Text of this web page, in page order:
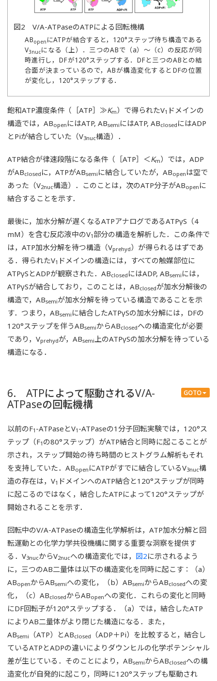
図2 V/A-ATPaseのATPによる回転機構
ABopen にATPが結合すると，120°ステップ待ち構造である
V3nucになる（上）．三つのABで（a）～（c）の反応が同
時進行し，DFが120°ステップする．DFと三つのABとの結
合面が決まっているので，ABが構造変化するとDFの位置
が変化し，120°ステップする．
飽和ATP濃度条件（［ATP］≫Km）で得られたV1 ドメインの
構造では，ABopen にはATP, ABsemi にはATP, ABclosed にはADP
とPiが結合していた（V3nuc構造）．
ATP結合が律速段階になる条件（［ATP］＜Km）では，ADP
がABclosed に，ATPがABsemi に結合していたが，ABopen は空で
あった（V2nuc構造）．このことは，次のATP分子がABopen に
結合することを示す．
最後に，加水分解が遅くなるATPアナログであるATPγS（4
mM）を含む反応液中のV1 部分の構造を解析した．この条件で
は，ATP加水分解を待つ構造（Vprehyd）が得られるはずであ
る．得られたV1 ドメインの構造には，すべての触媒部位に
ATPγSとADPが観察された．ABclosed にはADP, ABsemi には，
ATPγSが結合しており，このことは，ABclosedが加水分解後の
構造で，ABsemiが加水分解を待っている構造であることを示
す．つまり，ABsemi に結合したATPγSの加水分解には，DFの
120°ステップを伴うABsemiからABclosedへの構造変化が必要
であり，Vprehydが，ABsemi 上のATPγSの加水分解を待っている
構造になる．
GOTO
6. ATPによって駆動されるV/A-
ATPaseの回転機構
以前のF1 -ATPaseとV1 -ATPaseの1分子回転実験では，120°ス
テップ（F1 の80°ステップ）がATP結合と同時に起こることが
示され，ステップ開始の待ち時間のヒストグラム解析もそれ
を支持していた．ABopen にATPがすでに結合しているV3nuc構
造の存在は，V1 ドメインへのATP結合と120°ステップが同時
に起こるのではなく，結合したATPによって120°ステップが
開始されることを示す．
回転中のV/A-ATPaseの構造生化学解析は，ATP加水分解と回
転運動との化学力学共役機構に関する重要な洞察を提供す
る．V3nucからV2nucへの構造変化では， 図2に示されるよう
に，三つのAB二量体は以下の構造変化を同時に起こす：（a）
ABopenからABsemiへの変化，（b）ABsemiからABclosedへの変
化，（c）ABclosedからABopenへの変化．これらの変化と同時
にDF回転子が120°ステップする．（a）では，結合したATP
によりAB二量体がより閉じた構造になる．また，
ABsemi （ATP）とABclosed
（ADP＋Pi）を比較すると，結合し
ているATPとADPの違いによりダウンヒルの化学ポテンシャル
差が生じている．そのことにより，ABsemiからABclosedへの構
造変化が自発的に起こり，同時に120°ステップも駆動され